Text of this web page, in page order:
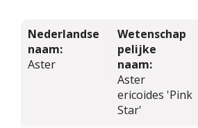
Nederlandse
naam:
Aster
Wetenschap
pelijke
naam:
Aster
ericoides 'Pink
Star'